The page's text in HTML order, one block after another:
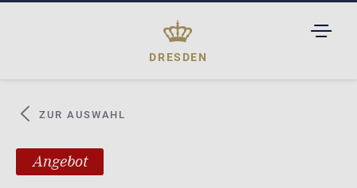
DRESDEN
ZUR AUSWAHL
Angebot